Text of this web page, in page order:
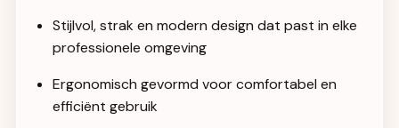
Stijlvol, strak en modern design dat past in elke
professionele omgeving
Ergonomisch gevormd voor comfortabel en
efficiënt gebruik